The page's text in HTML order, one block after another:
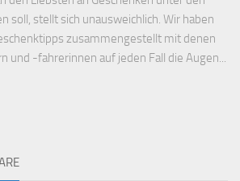
soll, stellt sich unausweichlich. Wir haben
zusammengestellt mit denen
und -fahrerinnen auf jeden Fall die Augen...